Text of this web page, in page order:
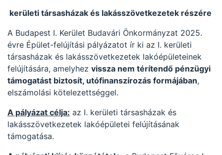
kerületi társasházak és lakásszövetkezetek részére
A Budapest I. Kerület Budavári Önkormányzat 2025.
évre Épület-felújítási pályázatot ír ki az I. kerületi
társasházak és lakásszövetkezetek lakóépületeinek
felújítására, amelyhez vissza nem térítendő pénzügyi
támogatást biztosít, utófinanszírozás formájában,
elszámolási kötelezettséggel.
A pályázat célja: az I. kerületi társasházak és
lakásszövetkezetek lakóépületei felújításának
támogatása.